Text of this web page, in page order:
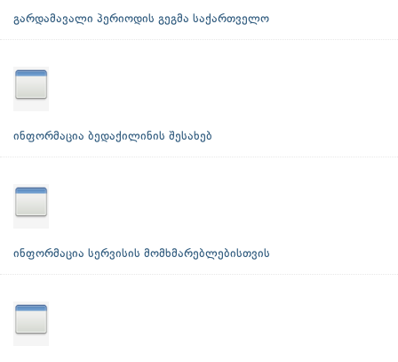
გარდამავალი პერიოდის გეგმა საქართველო
ინფორმაცია ბედაქილინის შესახებ
ინფორმაცია სერვისის მომხმარებლებისთვის